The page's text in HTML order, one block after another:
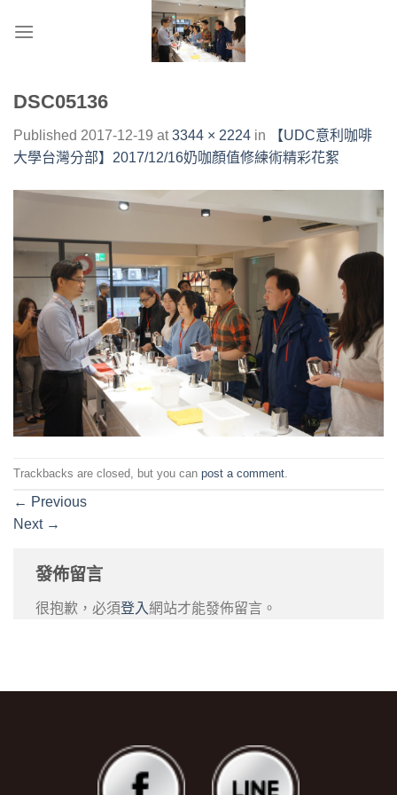
DSC05136
Published 2017-12-19 at3344 × 2224 in
【UDC意利咖啡
大學台灣分部】2017/12/16奶咖顏值修練術精彩花絮
Trackbacks are closed, but you can post a comment
← Previous
Next →
發佈留言
很抱歉，必須登入網站才能發佈留言。